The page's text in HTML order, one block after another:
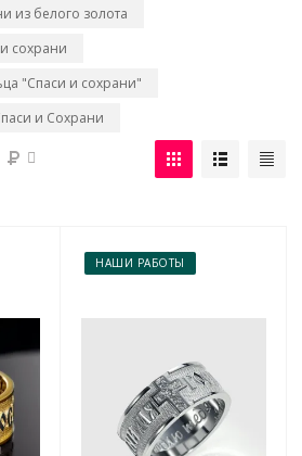
из белого золота
сохрани
"Спаси и сохрани"
и Сохрани
НАШИ РАБОТЫ